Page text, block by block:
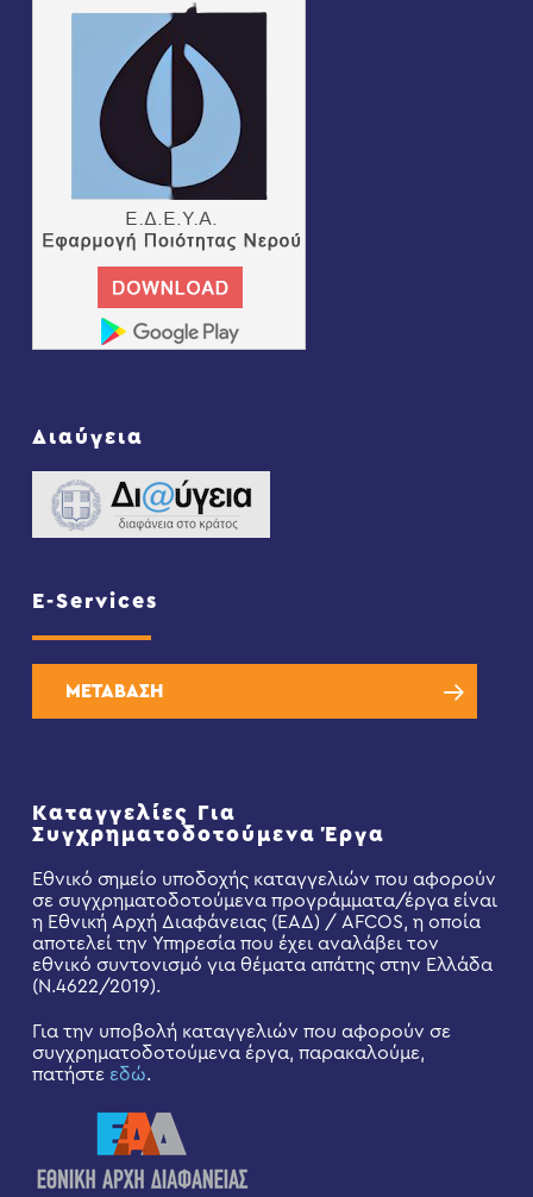
Διαύγεια
E-Services
ΜΕΤΑΒΑΣΗ
Καταγγελίες Για
Συγχρηματοδοτούμενα Έργα
Εθνικό σημείο υποδοχής καταγγελιών που αφορούν
σε συγχρηματοδοτούμενα προγράμματα/έργα είναι
η Εθνική Αρχή Διαφάνειας (ΕΑΔ) / AFCOS, η οποία
αποτελεί την Υπηρεσία που έχει αναλάβει τον
εθνικό συντονισμό για θέματα απάτης στην Ελλάδα
(Ν.4622/2019).
Για την υποβολή καταγγελιών που αφορούν σε
συγχρηματοδοτούμενα έργα, παρακαλούμε,
πατήστε εδώ.